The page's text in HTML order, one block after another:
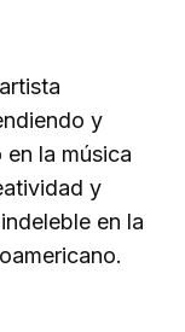
y
la música
y
en la